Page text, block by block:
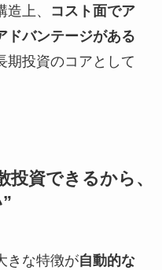
上、
コスト面でア
ドバンテージがある
期投資のコアとして
資できるから、
きな特徴が自動的な